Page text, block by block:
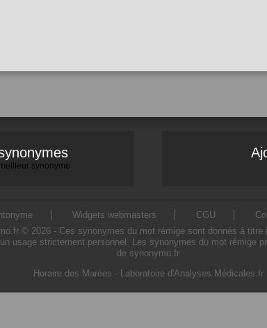
synonyme
Widgets webmasters CGU
© 2026 - Ces synonymes du mot rémige sont donnés à
usage strictement personnel. Les synonymes du mot rémige
de synonymo.fr
Horaire des Marées - Laboratoire d'Analyses Médicales.fr